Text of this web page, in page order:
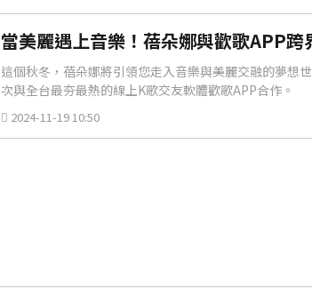
當美麗遇上音樂！蓓朵娜與歡歌APP跨
這個秋冬，蓓朵娜將引領您走入音樂與美麗交融的夢想
次與全台最夯最熱的線上K歌交友軟體歡歌APP合作。
2024-11-19 10:50